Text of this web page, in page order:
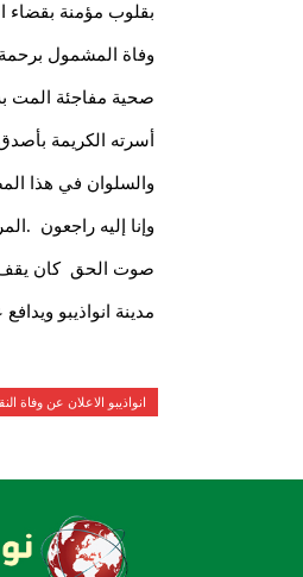
بقلوب مؤمنة بقضاء
وفاة المشمول
صحية مفاجئة المت به
أسرته الكريمة
والسلوان في هذا
وإنا إليه راجعون
صوت الحق كان يقف
مدينة انواذيبو
انواذيبو الاعلان عن وفاة